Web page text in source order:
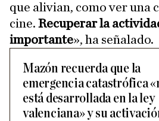
que alivian, como ver una
cine. Recuperar la
importante», ha señalado.
Mazón recuerda que la
emergencia catastrófica
está desarrollada en la ley
valenciana» y su